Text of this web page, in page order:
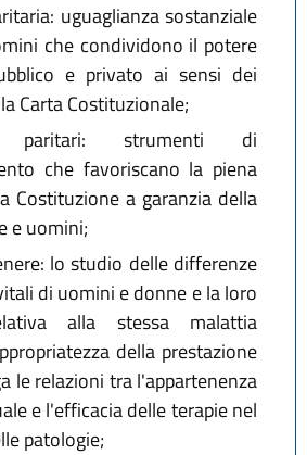
uguaglianza sostanziale
che condividono il potere
e privato ai sensi dei
Carta Costituzionale;
strumenti di
che favoriscano la piena
Costituzione a garanzia della
e uomini;
lo studio delle differenze
di uomini e donne e la loro
alla stessa malattia
della prestazione
le relazioni tra l'appartenenza
e l'efficacia delle terapie nel
patologie;